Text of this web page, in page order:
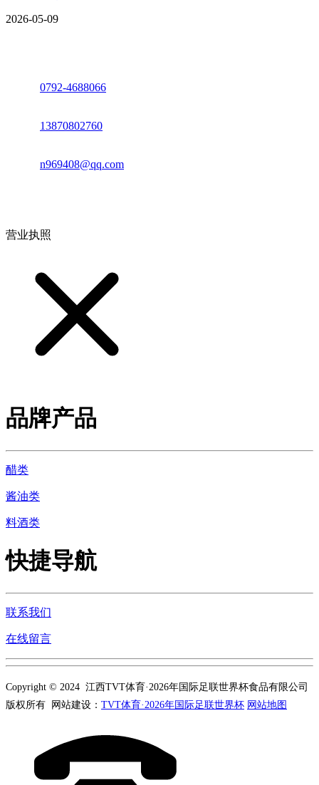
2026-05-09
0792-4688066
13870802760
n969408@qq.com
营业执照
品牌产品
醋类
酱油类
料酒类
快捷导航
联系我们
在线留言
Copyright © 2024 江西TVT体育·2026年国际足联世界杯食品有限公司
版权所有 网站建设： TVT体育·2026年国际足联世界杯 网站地图